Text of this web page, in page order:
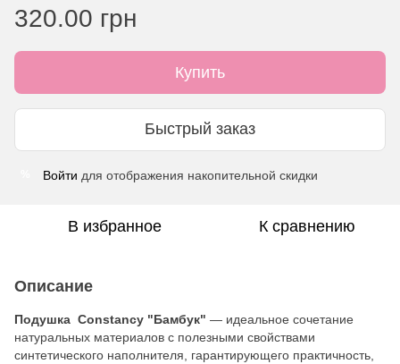
320.00 грн
Купить
Быстрый заказ
Войти для отображения накопительной скидки
В избранное К сравнению
Описание
Подушка Constancy "Бамбук" — идеальное сочетание
натуральных материалов с полезными свойствами
синтетического наполнителя, гарантирующего практичность,